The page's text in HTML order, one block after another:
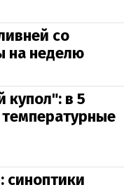
со
на неделю
купол": в 5
синоптики